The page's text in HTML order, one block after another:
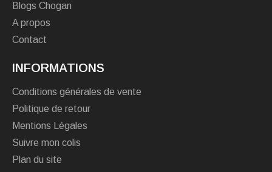
Blogs Chogan
A propos
Contact
INFORMATIONS
Conditions générales de vente
Politique de retour
Mentions Légales
Suivre mon colis
Plan du site